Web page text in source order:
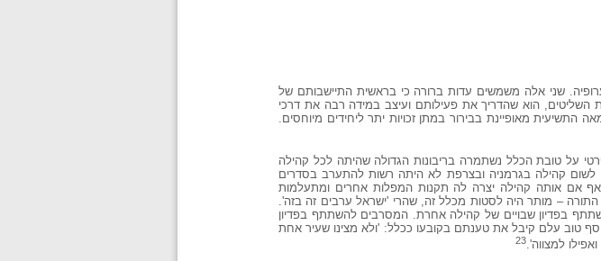
שני אלה משמשים עדות ברורה כי בראשית התיישבותם של
הוא שהדריך את פעילותם ועיצב במידה רבה את דרכי
התשיעית מאופיינת בבירור במתן זכויות יתר ליחידים מיוחסים.
על טובת הכלל נשתמרה בריבונות הגדולה שהיתה לכל קהילה
לשום קהילה בגרמניה ובצרפת לא היתה רשות להתערב בסדרים
אם אותה קהילה יצרה לה תקנות המפלות אחרים ומתעלמות
– מותר היה לסטות מכלל זה, שהרי 'ישראל ערבים זה בזה'.
בפדיון שבויים של קהילה אחרת. המסרבים להשתתף בפדיון
טוב עלם קיבל את טענתם בקובעו ככלל: 'ולא מצינו שעיר אחת
למצווה'. 23